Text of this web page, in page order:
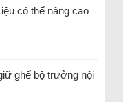
có thể nâng cao
ghế bộ trưởng nội